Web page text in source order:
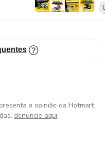
a opinião da Hotmart.
denuncie aqui